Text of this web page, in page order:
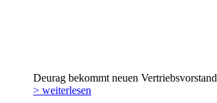
Deurag bekommt neuen Vertriebsvorstand
> weiterlesen